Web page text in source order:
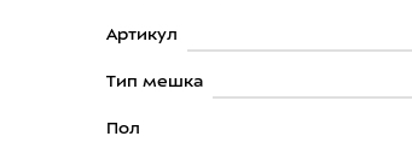
Артикул
Тип мешка
Пол